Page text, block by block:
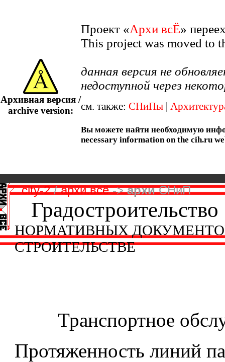
Архивная версия /
archive version:
Проект «Архи всЁ»
This project was moved to
данная версия не
недоступной через
см. также: СНиПы
Вы можете найти необходимую
necessary information on the cih.ru
city-2 / архи.всё ->архиСНиП
Градостроительство
НОРМАТИВНЫХ
СТРОИТЕЛЬСТВЕ
Транспортное
Протяженность линий